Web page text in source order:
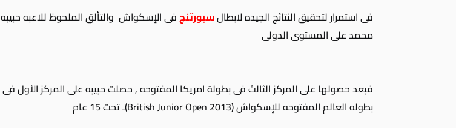
فى استمرار لتحقيق النتائج الجيده لابطالسبورتنجفى الإسكواش والتألق الملحوظ للاعبه حبيبه
محمد على المستوى الدولى
فبعد حصولها على المركز الثالث فى بطولة امريكا المفتوحه , حصلت حبيبه على المركز الأول فى
بطوله العالم المفتوحه للإسكواش (British Junior Open 2013)ـ تحت 15 عام